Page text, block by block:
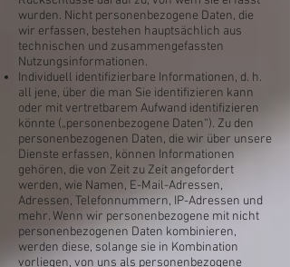
wurden. Nicht personenbezogene Daten, die
wir erfassen, bestehen hauptsächlich aus
technischen und zusammengefassten
Nutzungsinformationen.
Individuell identifizierbare Informationen, d. h.
all jene, über die man Sie identifizieren kann
oder mit vertretbarem Aufwand identifizieren
könnte („personenbezogene Daten“). Zu den
personenbezogenen Daten, die wir über unsere
Dienste erfassen, können Informationen
gehören, die von Zeit zu Zeit angefordert
werden, wie Namen, E-Mail-Adressen,
Adressen, Telefonnummern, IP-Adressen und
mehr. Wenn wir personenbezogene mit nicht
personenbezogenen Daten kombinieren,
werden diese, solange sie in Kombination
vorliegen, von uns als personenbezogene